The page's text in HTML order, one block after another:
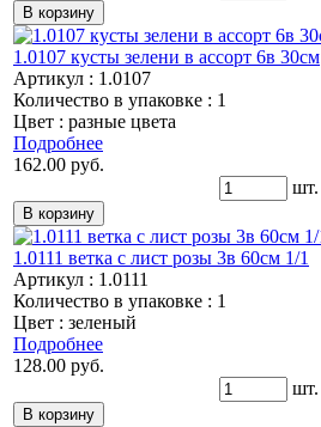
1.0107 кусты зелени в ассорт 6в 30см
Артикул : 1.0107
Количество в упаковке : 1
Цвет : разные цвета
Подробнее
162.00 руб.
шт.
1.0111 ветка с лист розы 3в 60см 1/1
Артикул : 1.0111
Количество в упаковке : 1
Цвет : зеленый
Подробнее
128.00 руб.
шт.